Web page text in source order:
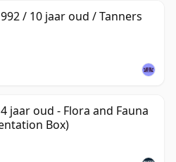
/ 10 jaar oud / Tanners
jaar oud - Flora and Fauna
Box)